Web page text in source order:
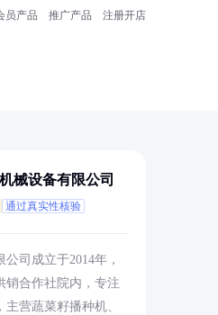
员产品 推广产品 注册开店
械设备有限公司
通过真实性核验
司成立于2014年，
销合作社院内，专注
营蔬菜籽播种机、